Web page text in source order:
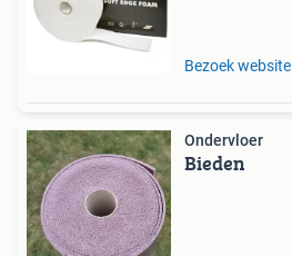
Bezoek website
Ondervloer
Bieden